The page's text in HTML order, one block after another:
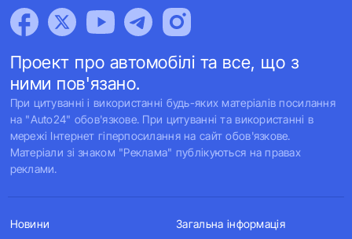
Проект про автомобілі та все, що з
ними пов'язано.
При цитуванні і використанні будь-яких матеріалів посилання
на "Auto24" обов'язкове. При цитуванні та використанні в
мережі Інтернет гіперпосилання на сайт обов'язкове.
Матеріали зі знаком "Реклама" публікуються на правах
реклами.
Новини Загальна інформація